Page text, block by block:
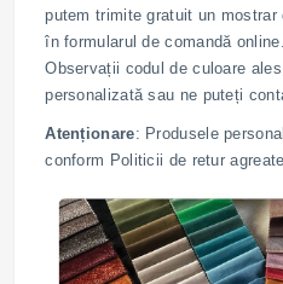
putem trimite gratuit un
în formularul de comandă
Observații codul de culoare
personalizată sau ne puteți
Atenționare: Produsele
conform Politicii de retur